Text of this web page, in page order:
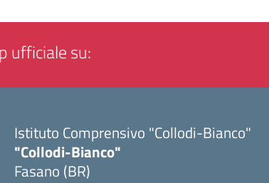
ufficiale su:
Istituto Comprensivo "Collodi-Bianco"
"Collodi-Bianco"
Fasano (BR)